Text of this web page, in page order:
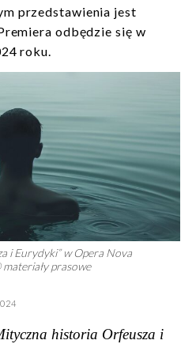
przedstawienia jest
odbędzie się w
roku.
i Eurydyki” w Opera Nova
prasowe
historia Orfeusza i